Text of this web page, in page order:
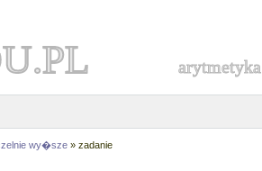
arytmetyka
wy�sze » zadanie